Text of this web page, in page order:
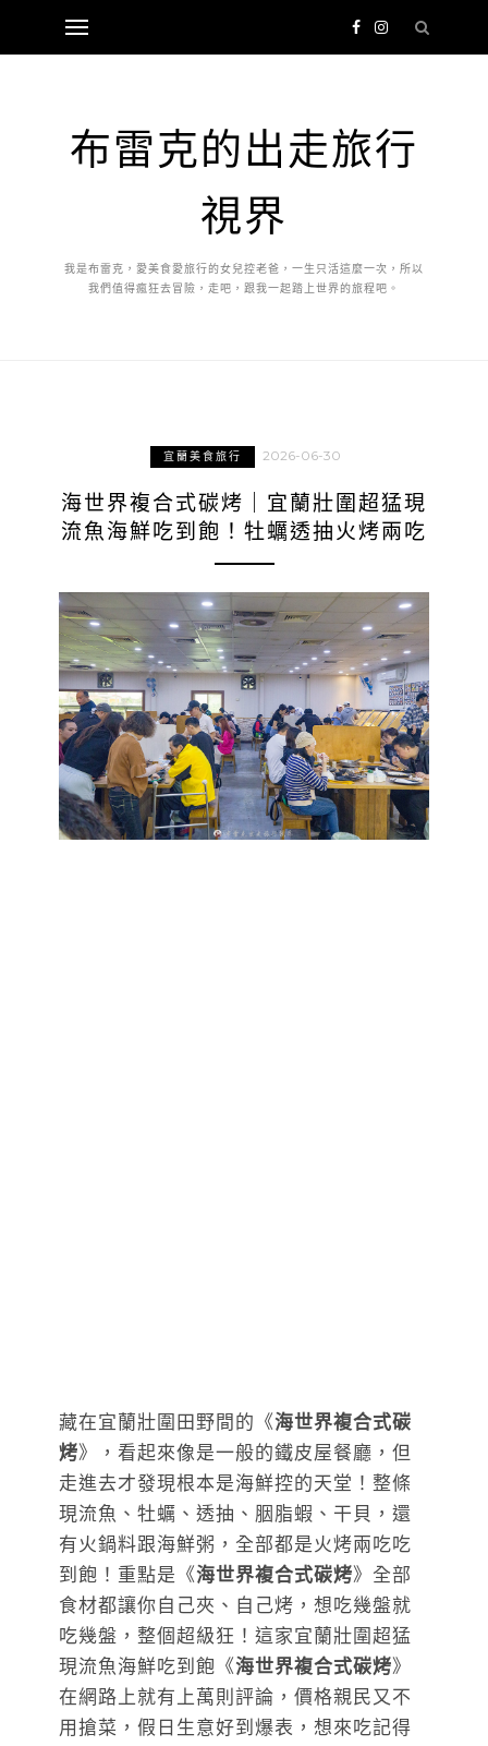
布雷克的出走旅行
視界
我是布雷克，愛美食愛旅行的女兒控老爸，一生只活這麼一次，所以
我們值得瘋狂去冒險，走吧，跟我一起踏上世界的旅程吧。
宜蘭美食旅行 2026-06-30
海世界複合式碳烤｜宜蘭壯圍超猛現
流魚海鮮吃到飽！牡蠣透抽火烤兩吃
藏在宜蘭壯圍田野間的《海世界複合式碳
烤》，看起來像是一般的鐵皮屋餐廳，但
走進去才發現根本是海鮮控的天堂！整條
現流魚、牡蠣、透抽、胭脂蝦、干貝，還
有火鍋料跟海鮮粥，全部都是火烤兩吃吃
到飽！重點是《海世界複合式碳烤》全部
食材都讓你自己夾、自己烤，想吃幾盤就
吃幾盤，整個超級狂！這家宜蘭壯圍超猛
現流魚海鮮吃到飽《海世界複合式碳烤》
在網路上就有上萬則評論，價格親民又不
用搶菜，假日生意好到爆表，想來吃記得